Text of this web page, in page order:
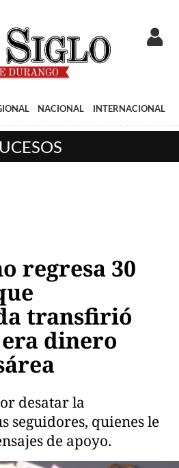
NACIONAL INTERNACIONAL
regresa 30
transfirió
dinero
desatar la
seguidores, quienes le
de apoyo.